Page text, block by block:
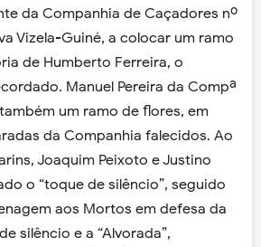
da Companhia de Caçadores nº
Vizela-Guiné, a colocar um ramo
de Humberto Ferreira, o
Manuel Pereira da Compª
um ramo de flores, em
da Companhia falecidos. Ao
Joaquim Peixoto e Justino
o “toque de silêncio”, seguido
aos Mortos em defesa da
silêncio e a “Alvorada”,